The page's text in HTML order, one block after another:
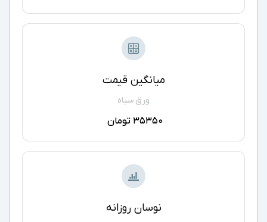
میانگین قیمت
ورق سیاه
35350 تومان
نوسان روزانه